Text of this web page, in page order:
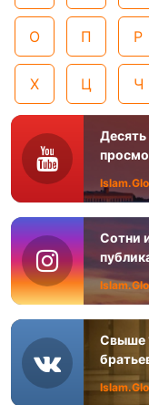
О П Р
Х Ц Ч
Сотни
Свыше